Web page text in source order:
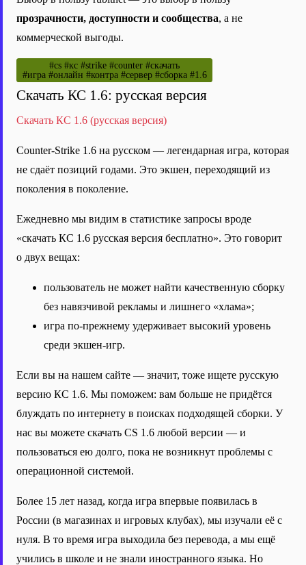
прозрачности, доступности и сообщества, а не
коммерческой выгоды.
#cs #кс #strike #counter #скачать
#игра #онлайн #контра #сервер #сборка #1.6
Скачать КС 1.6: русская версия
Скачать КС 1.6 (русская версия)
Counter-Strike 1.6 на русском — легендарная игра, которая
не сдаёт позиций годами. Это экшен, переходящий из
поколения в поколение.
Ежедневно мы видим в статистике запросы вроде
«скачать КС 1.6 русская версия бесплатно». Это говорит
о двух вещах:
пользователь не может найти качественную сборку
без навязчивой рекламы и лишнего «хлама»;
игра по-прежнему удерживает высокий уровень
среди экшен-игр.
Если вы на нашем сайте — значит, тоже ищете русскую
версию КС 1.6. Мы поможем: вам больше не придётся
блуждать по интернету в поисках подходящей сборки. У
нас вы можете скачать CS 1.6 любой версии — и
пользоваться ею долго, пока не возникнут проблемы с
операционной системой.
Более 15 лет назад, когда игра впервые появилась в
России (в магазинах и игровых клубах), мы изучали её с
нуля. В то время игра выходила без перевода, а мы ещё
учились в школе и не знали иностранного языка. Но